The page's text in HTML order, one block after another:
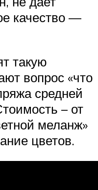
качество —
такую
вопрос «что
средней
– от
меланж»
цветов.